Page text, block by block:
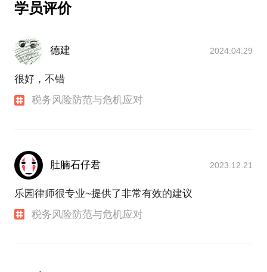
学员评价
德建 2024.04.29
很好，不错
税务风险防范与危机应对
肚腩石仔君 2023.12.21
乐园律师很专业~提供了非常有效的建议
税务风险防范与危机应对